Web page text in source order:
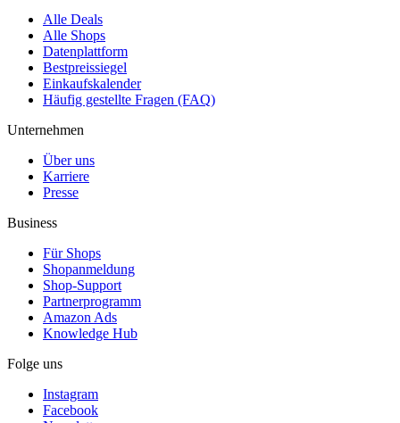
Alle Deals
Alle Shops
Datenplattform
Bestpreissiegel
Einkaufskalender
Häufig gestellte Fragen (FAQ)
Unternehmen
Über uns
Karriere
Presse
Business
Für Shops
Shopanmeldung
Shop-Support
Partnerprogramm
Amazon Ads
Knowledge Hub
Folge uns
Instagram
Facebook